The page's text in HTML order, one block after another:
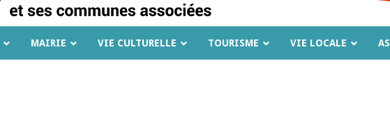
MAIRIE VIE CULTURELLE TOURISME VIE LOCALE